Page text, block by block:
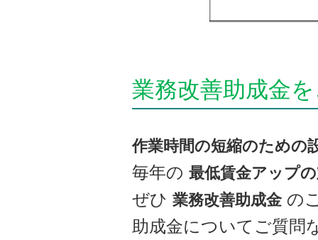
業務改善助成金
作業時間の短縮のための
毎年の最低賃金アップ
ぜひ業務改善助成金の
助成金についてご質問